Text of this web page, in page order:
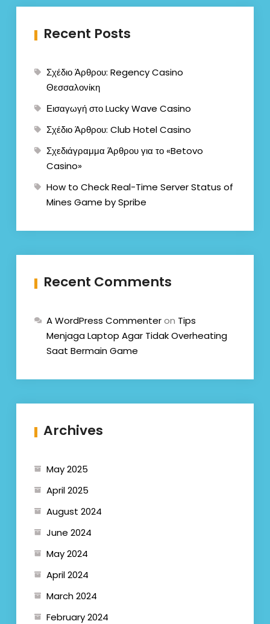
Recent Posts
Σχέδιο Άρθρου: Regency Casino
Θεσσαλονίκη
Εισαγωγή στο Lucky Wave Casino
Σχέδιο Άρθρου: Club Hotel Casino
Σχεδιάγραμμα Άρθρου για το «Betovo
Casino»
How to Check Real-Time Server Status of
Mines Game by Spribe
Recent Comments
A WordPress Commenteron Tips
Menjaga Laptop Agar Tidak Overheating
Saat Bermain Game
Archives
May 2025
April 2025
August 2024
June 2024
May 2024
April 2024
March 2024
February 2024